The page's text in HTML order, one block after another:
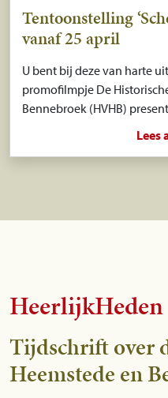
Tentoonstelling
vanaf 25 april
U bent bij deze van harte
promofilmpje De
Bennebroek (HVHB)
Lees
HeerlijkHeden
Tijdschrift over
Heemstede en